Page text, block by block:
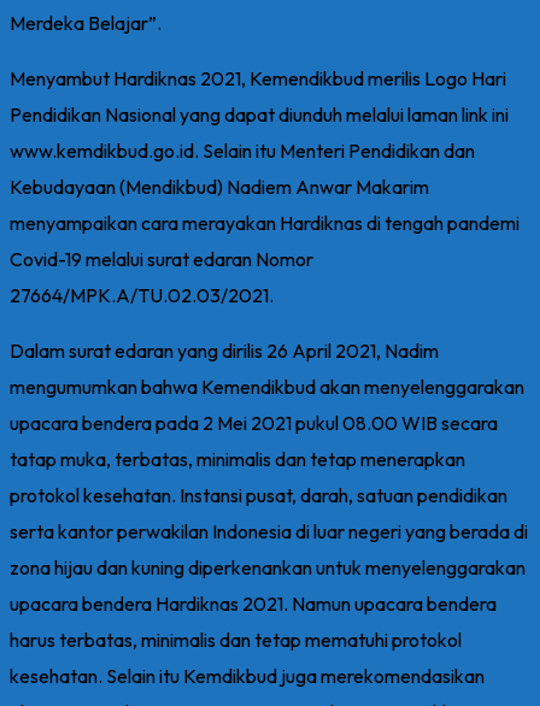
Merdeka Belajar”.
Menyambut Hardiknas 2021, Kemendikbud merilis Logo Hari
Pendidikan Nasional yang dapat diunduh melalui laman link ini
www.kemdikbud.go.id. Selain itu Menteri Pendidikan dan
Kebudayaan (Mendikbud) Nadiem Anwar Makarim
menyampaikan cara merayakan Hardiknas di tengah pandemi
Covid-19 melalui surat edaran Nomor
27664/MPK.A/TU.02.03/2021.
Dalam surat edaran yang dirilis 26 April 2021, Nadim
mengumumkan bahwa Kemendikbud akan menyelenggarakan
upacara bendera pada 2 Mei 2021 pukul 08.00 WIB secara
tatap muka, terbatas, minimalis dan tetap menerapkan
protokol kesehatan. Instansi pusat, darah, satuan pendidikan
serta kantor perwakilan Indonesia di luar negeri yang berada di
zona hijau dan kuning diperkenankan untuk menyelenggarakan
upacara bendera Hardiknas 2021. Namun upacara bendera
harus terbatas, minimalis dan tetap mematuhi protokol
kesehatan. Selain itu Kemdikbud juga merekomendasikan